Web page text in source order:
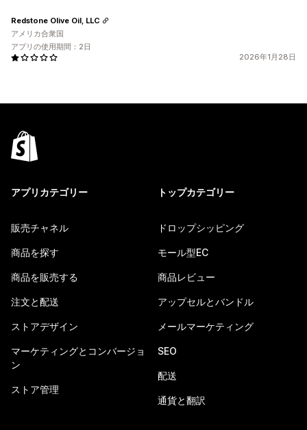
2026年1月28日
Redstone Olive Oil, LLC
アメリカ合衆国
アプリの使用期間：2日
アプリカテゴリー
販売チャネル
商品を探す
商品を販売する
注文と配送
ストアデザイン
マーケティングとコンバージョ
ン
ストア管理
トップカテゴリー
ドロップシッピング
モール型EC
商品レビュー
アップセルとバンドル
メールマーケティング
SEO
配送
通貨と翻訳